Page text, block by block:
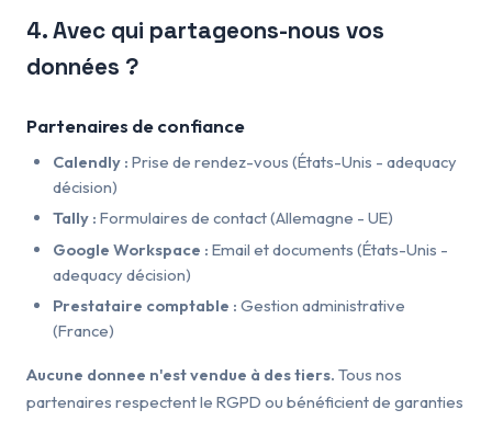
4. Avec qui partageons-nous vos
données ?
Partenaires de confiance
Calendly : Prise de rendez-vous (États-Unis - adequacy
décision)
Tally : Formulaires de contact (Allemagne - UE)
Google Workspace : Email et documents (États-Unis -
adequacy décision)
Prestataire comptable : Gestion administrative
(France)
Aucune donnee n'est vendue à des tiers. Tous nos
partenaires respectent le RGPD ou bénéficient de garanties